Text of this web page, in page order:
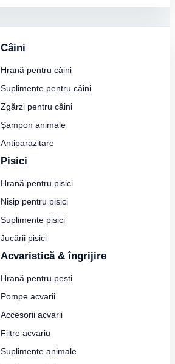
Câini
Hrană pentru câini
Suplimente pentru câini
Zgărzi pentru câini
Șampon animale
Antiparazitare
Pisici
Hrană pentru pisici
Nisip pentru pisici
Suplimente pisici
Jucării pisici
Acvaristică & îngrijire
Hrană pentru pești
Pompe acvarii
Accesorii acvarii
Filtre acvariu
Suplimente animale